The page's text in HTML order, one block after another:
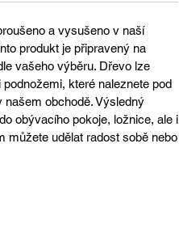
a vysušeno v naší
produkt je připravený na
vašeho výběru. Dřevo lze
které naleznete pod
našem obchodě. Výsledný
obývacího pokoje, ložnice, ale i
můžete udělat radost sobě nebo